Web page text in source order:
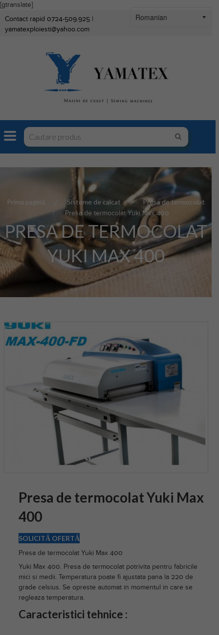
[gtranslate]
Contact rapid 0724-509.925 |
yamatexploiesti@yahoo.com
Prima pagină Sisteme de calcat Presa de termocolat
Presa de termocolat Yuki Max 400
PRESA DE TERMOCOLAT
YUKI MAX 400
Presa de termocolat Yuki Max
400
SOLICITĂ OFERTĂ
Presa de termocolat Yuki Max 400
Yuki Max 400. Presa de termocolat potrivita pentru fabricile
mici si medii. Temperatura poate fi ajustata pana la 220 de
grade celsius. Se opreste automat in momentul in care se
regleaza temperatura.
Caracteristici tehnice :